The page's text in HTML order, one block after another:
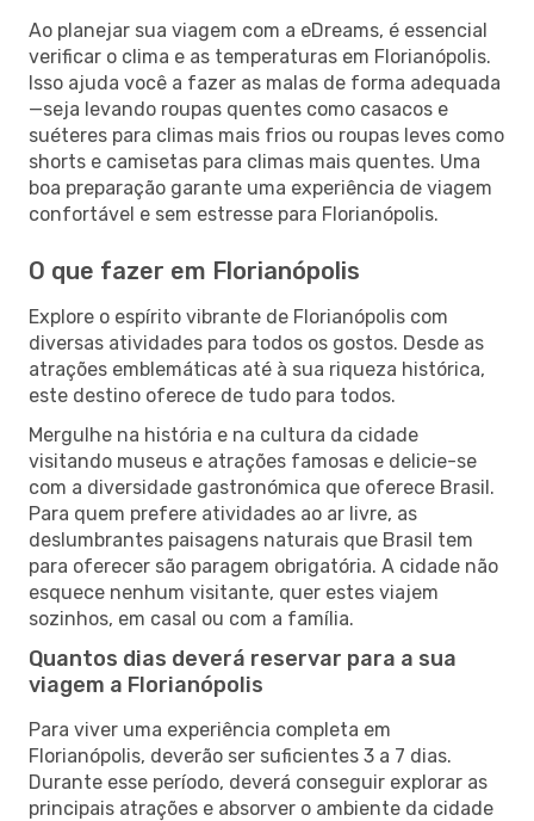
Ao planejar sua viagem com a eDreams, é essencial
verificar o clima e as temperaturas em Florianópolis.
Isso ajuda você a fazer as malas de forma adequada
—seja levando roupas quentes como casacos e
suéteres para climas mais frios ou roupas leves como
shorts e camisetas para climas mais quentes. Uma
boa preparação garante uma experiência de viagem
confortável e sem estresse para Florianópolis.
O que fazer em Florianópolis
Explore o espírito vibrante de Florianópolis com
diversas atividades para todos os gostos. Desde as
atrações emblemáticas até à sua riqueza histórica,
este destino oferece de tudo para todos.
Mergulhe na história e na cultura da cidade
visitando museus e atrações famosas e delicie-se
com a diversidade gastronómica que oferece Brasil.
Para quem prefere atividades ao ar livre, as
deslumbrantes paisagens naturais que Brasil tem
para oferecer são paragem obrigatória. A cidade não
esquece nenhum visitante, quer estes viajem
sozinhos, em casal ou com a família.
Quantos dias deverá reservar para a sua
viagem a Florianópolis
Para viver uma experiência completa em
Florianópolis, deverão ser suficientes 3 a 7 dias.
Durante esse período, deverá conseguir explorar as
principais atrações e absorver o ambiente da cidade